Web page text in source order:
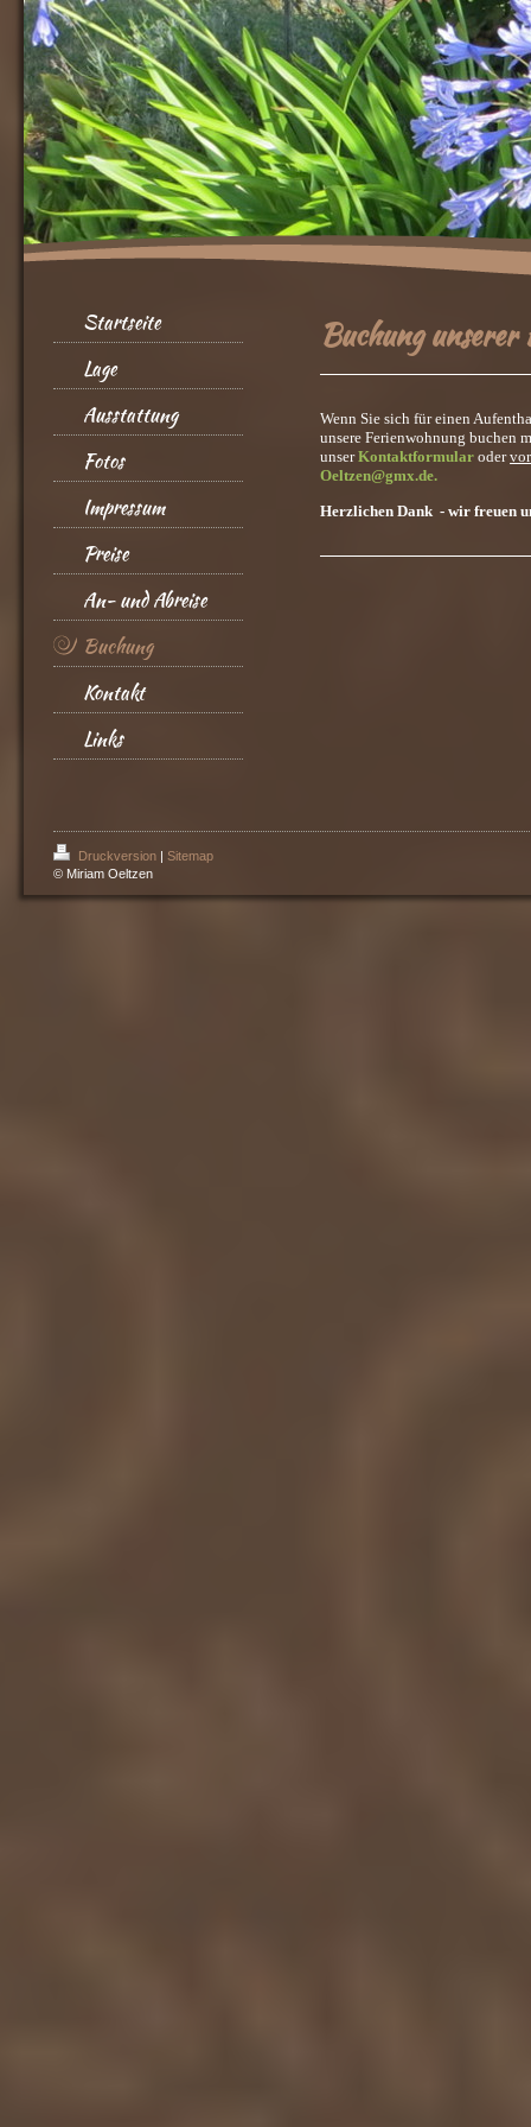
Startseite
Lage
Ausstattung
Fotos
Impressum
Preise
An- und Abreise
Buchung
Kontakt
Links
Buchung unserer
Wenn Sie sich für einen
unsere Ferienwohnung buchen
unser Kontaktformular oder
Oeltzen@gmx.de.
Herzlichen Dank - wir freuen
Druckversion | Sitemap
© Miriam Oeltzen